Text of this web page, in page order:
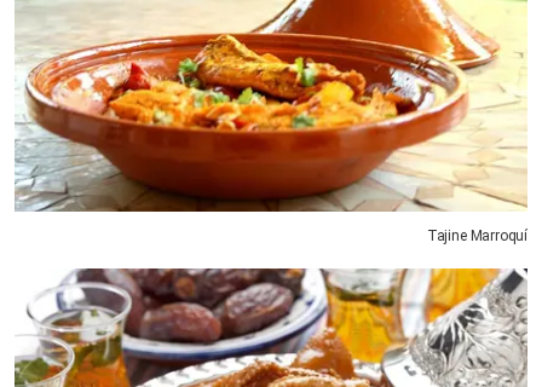
Tajine Marroquí